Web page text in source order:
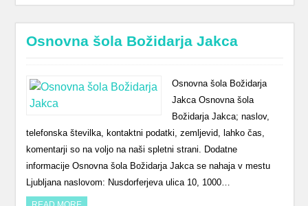
Osnovna šola Božidarja Jakca
Osnovna šola Božidarja
Jakca Osnovna šola
Božidarja Jakca; naslov,
telefonska številka, kontaktni podatki, zemljevid, lahko čas,
komentarji so na voljo na naši spletni strani. Dodatne
informacije Osnovna šola Božidarja Jakca se nahaja v mestu
Ljubljana naslovom: Nusdorferjeva ulica 10, 1000…